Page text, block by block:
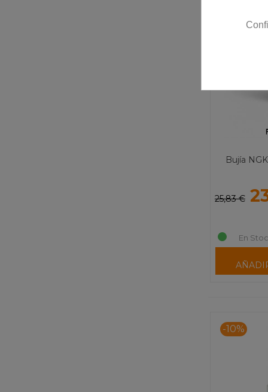
Bujía
25,83 €
En
-10%